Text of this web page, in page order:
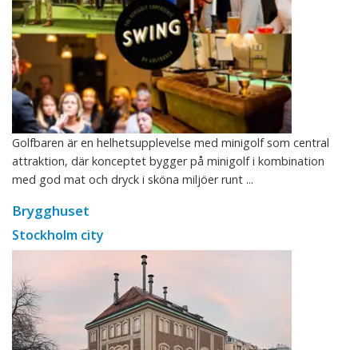
Golfbaren är en helhetsupplevelse med minigolf som central
attraktion, där konceptet bygger på minigolf i kombination
med god mat och dryck i sköna miljöer runt ...
Brygghuset
Stockholm city